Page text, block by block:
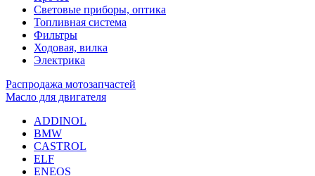
Световые приборы, оптика
Топливная система
Фильтры
Ходовая, вилка
Электрика
Распродажа мотозапчастей
Масло для двигателя
ADDINOL
BMW
CASTROL
ELF
ENEOS